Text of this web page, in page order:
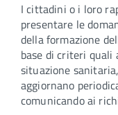
I cittadini o i loro
presentare le
della formazione
base di criteri quali
situazione
aggiornano
comunicando ai